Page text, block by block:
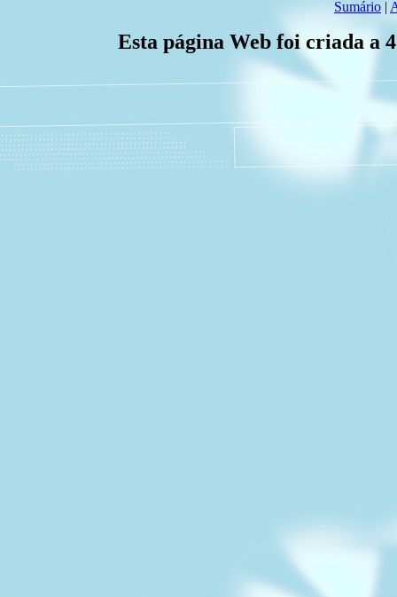
Sumário |
Esta página Web foi criada a